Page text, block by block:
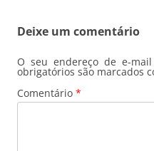
Deixe um comentário
O seu endereço de e-
obrigatórios são marcados
Comentário *